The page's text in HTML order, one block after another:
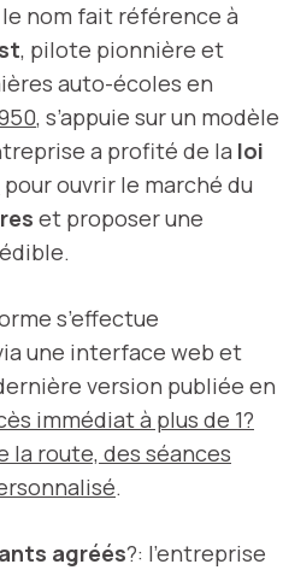
nom fait référence à
, pilote pionnière et
auto-écoles en
, s’appuie sur un modèle
a profité de la loi
pour ouvrir le marché du
et proposer une
s’effectue
une interface web et
version publiée en
immédiat à plus de 1?
la route, des séances
.
agréés?: l’entreprise